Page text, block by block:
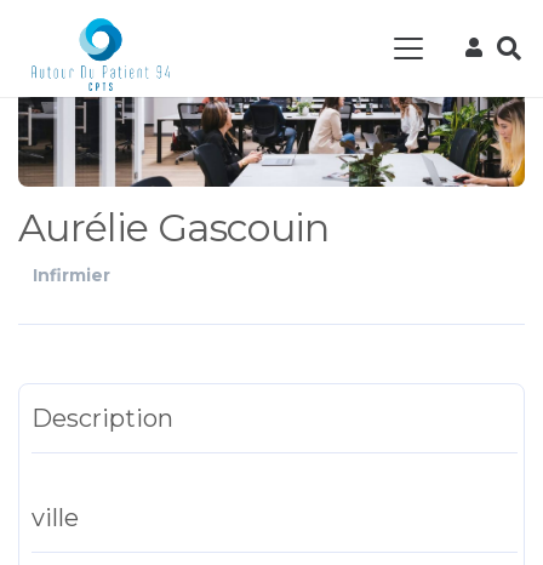
Aurélie Gascouin
Infirmier
Description
ville